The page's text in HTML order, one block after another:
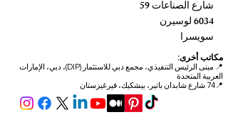
شارع الصناعات 59
6034 لوسيرن
سويسرا
مكاتب أخرى:
📍
مبنى الرئيس التنفيذي، مجمع دبي للاستثمار (DIP)، دبي، الإمارات
العربية المتحدة
📍74 شارع شابدان باتير، بيشكيك، قيرغيزستان